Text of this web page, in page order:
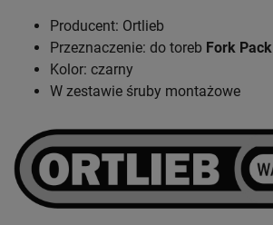
Producent: Ortlieb
Przeznaczenie: do toreb Fork Pack
Kolor: czarny
W zestawie śruby montażowe